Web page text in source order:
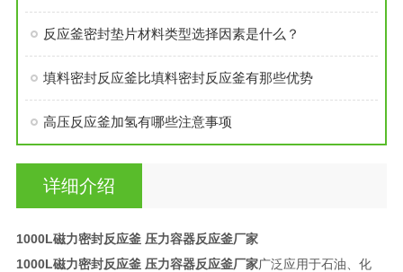
反应釜密封垫片材料类型选择因素是什么？
填料密封反应釜比填料密封反应釜有那些优势
高压反应釜加氢有哪些注意事项
详细介绍
1000L磁力密封反应釜 压力容器反应釜厂家
1000L磁力密封反应釜 压力容器反应釜厂家广泛应用于石油、化